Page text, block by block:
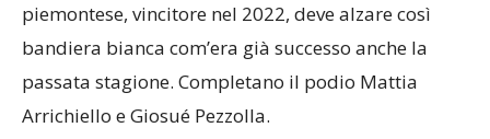
piemontese, vincitore nel 2022, deve alzare così
bandiera bianca com’era già successo anche la
passata stagione. Completano il podio Mattia
Arrichiello e Giosué Pezzolla.